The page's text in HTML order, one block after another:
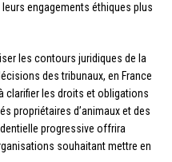
engagements éthiques plus
les contours juridiques de la
des tribunaux, en France
clarifier les droits et obligations
propriétaires d’animaux et des
progressive offrira
souhaitant mettre en